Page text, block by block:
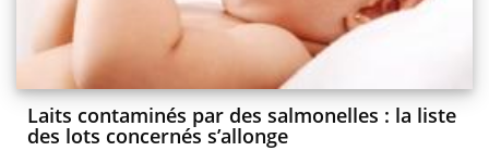
Laits contaminés par des salmonelles : la liste
des lots concernés s’allonge